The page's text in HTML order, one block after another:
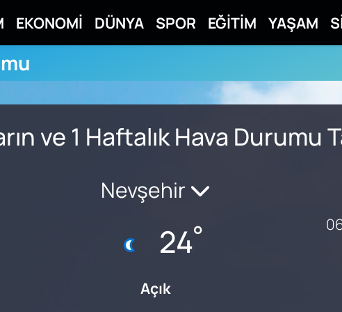
EKONOMİ DÜNYA SPOR EĞİTİM YAŞAM
ve 1 Haftalık Hava Durumu
Nevşehir
24°
Açık